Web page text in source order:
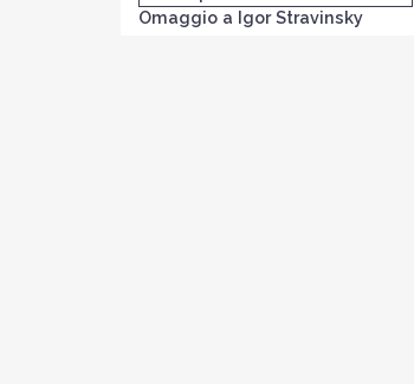
Omaggio a Igor Stravinsky